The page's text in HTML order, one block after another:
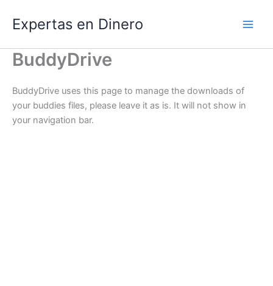
contenido
Expertas en Dinero
BuddyDrive
BuddyDrive uses this page to manage the downloads of
your buddies files, please leave it as is. It will not show in
your navigation bar.